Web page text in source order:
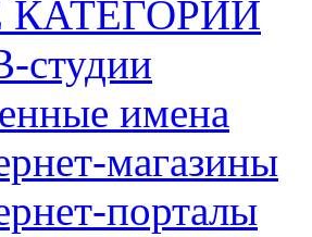
КАТЕГОРИИ
студии
имена
магазины
порталы